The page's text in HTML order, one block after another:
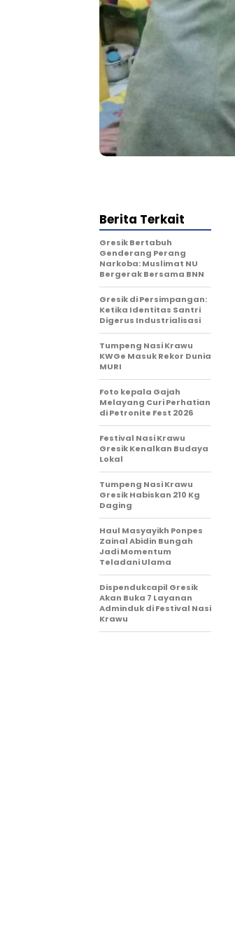
Berita Terkait
Gresik Bertabuh
Genderang Perang
Narkoba: Muslimat NU
Bergerak Bersama BNN
Gresik di Persimpangan:
Ketika Identitas Santri
Digerus Industrialisasi
Tumpeng Nasi Krawu
KWGe Masuk Rekor Dunia
MURI
Foto kepala Gajah
Melayang Curi Perhatian
di Petronite Fest 2026
Festival Nasi Krawu
Gresik Kenalkan Budaya
Lokal
Tumpeng Nasi Krawu
Gresik Habiskan 210 Kg
Daging
Haul Masyayikh Ponpes
Zainal Abidin Bungah
Jadi Momentum
Teladani Ulama
Dispendukcapil Gresik
Akan Buka 7 Layanan
Adminduk di Festival Nasi
Krawu